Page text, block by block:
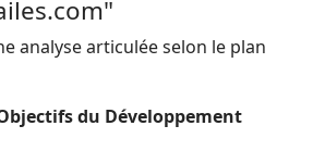
analyse articulée selon le plan
du Développement